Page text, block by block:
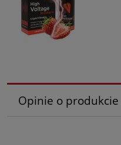
Opinie o produkcie